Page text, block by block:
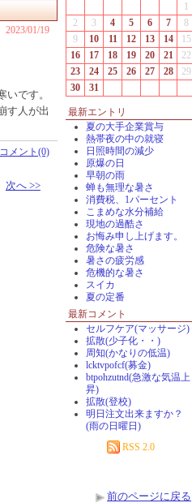
2023/01/19
です。
す人が出
コメント(0)
次へ >>
1
2
3 4 5 6 7
8
9
10 11 12 13 14
15
16
17 18 19 20 21
22
23
24 25 26 27 28
29
30
31
最新エントリ
夏の大手企業賞与
熱帯夜の中の就寝
日照時間の減少
原爆の日
早朝の雨
蝉も無理な暑さ
消費税、1パーセント
こまめな水分補給
現地の過酷さ
お悔み申し上げます。
危険な暑さ
暑さの疲労感
危機的な暑さ
スイカ
夏の定番
最新コメント
セルフケア(マッサージ)
拡散(少子化・・)
周知(かなりの低温)
lcktvpofcf(募金)
btpohzutnd(急激な気温上
昇)
拡散(登校)
明日注文出来ますか？
(雨の日曜日)
RSS 2.0
前のページに戻る